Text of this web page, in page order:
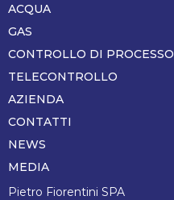
Piè
di
pagina
ACQUA
GAS
CONTROLLO DI PROCESSO
TELECONTROLLO
AZIENDA
CONTATTI
NEWS
MEDIA
Pietro Fiorentini SPA